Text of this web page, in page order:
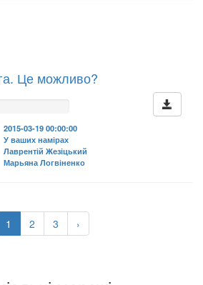
Це можливо?
2015-03-19 00:00:00
У ваших намірах
Лаврентій Жезіцький
Марьяна Логвіненко
1 2 3 ›